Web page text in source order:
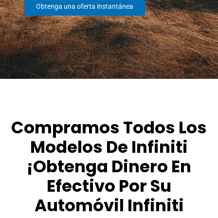
Obtenga una oferta instantánea
Compramos Todos Los
Modelos De Infiniti
¡Obtenga Dinero En
Efectivo Por Su
Automóvil Infiniti